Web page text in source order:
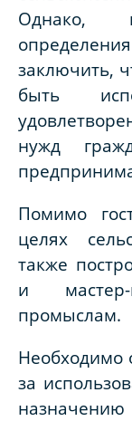
Однако,
заключить,
быть
нужд
Помимо
целях
также
и
промыслам.
Необходимо
за